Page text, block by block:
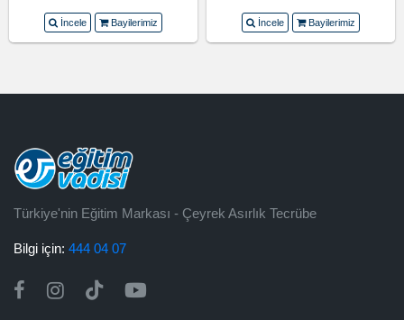
İncele Bayilerimiz İncele Bayilerimiz
Türkiye'nin Eğitim Markası - Çeyrek Asırlık Tecrübe
Bilgi için: 444 04 07